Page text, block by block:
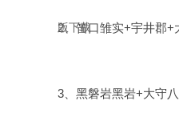
2、笛口雏实+宇井郡
3、黑磐岩黑岩+大守